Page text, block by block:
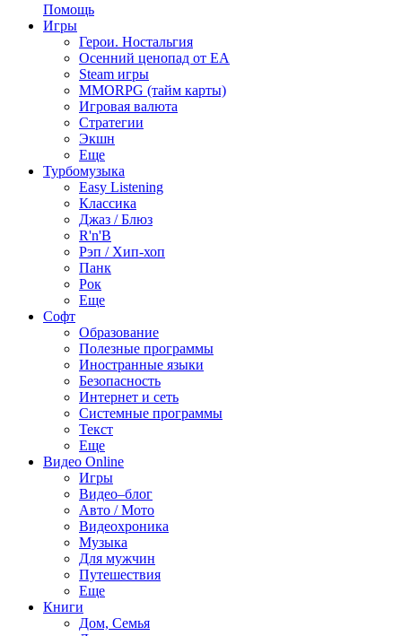
Помощь
Игры
Герои. Ностальгия
Осенний ценопад от EA
Steam игры
MMORPG (тайм карты)
Игровая валюта
Стратегии
Экшн
Еще
Турбомузыка
Easy Listening
Классика
Джаз / Блюз
R'n'B
Рэп / Хип-хоп
Панк
Рок
Еще
Софт
Образование
Полезные программы
Иностранные языки
Безопасность
Интернет и сеть
Системные программы
Текст
Еще
Видео Online
Игры
Видео–блог
Авто / Мото
Видеохроника
Музыка
Для мужчин
Путешествия
Еще
Книги
Дом, Семья